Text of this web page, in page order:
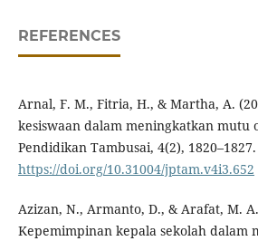
REFERENCES
Arnal, F. M., Fitria, H., & Martha, A.
kesiswaan dalam meningkatkan mutu
Pendidikan Tambusai, 4(2), 1820–1827.
https://doi.org/10.31004/jptam.v4i3.652
Azizan, N., Armanto, D., & Arafat, M.
Kepemimpinan kepala sekolah dalam